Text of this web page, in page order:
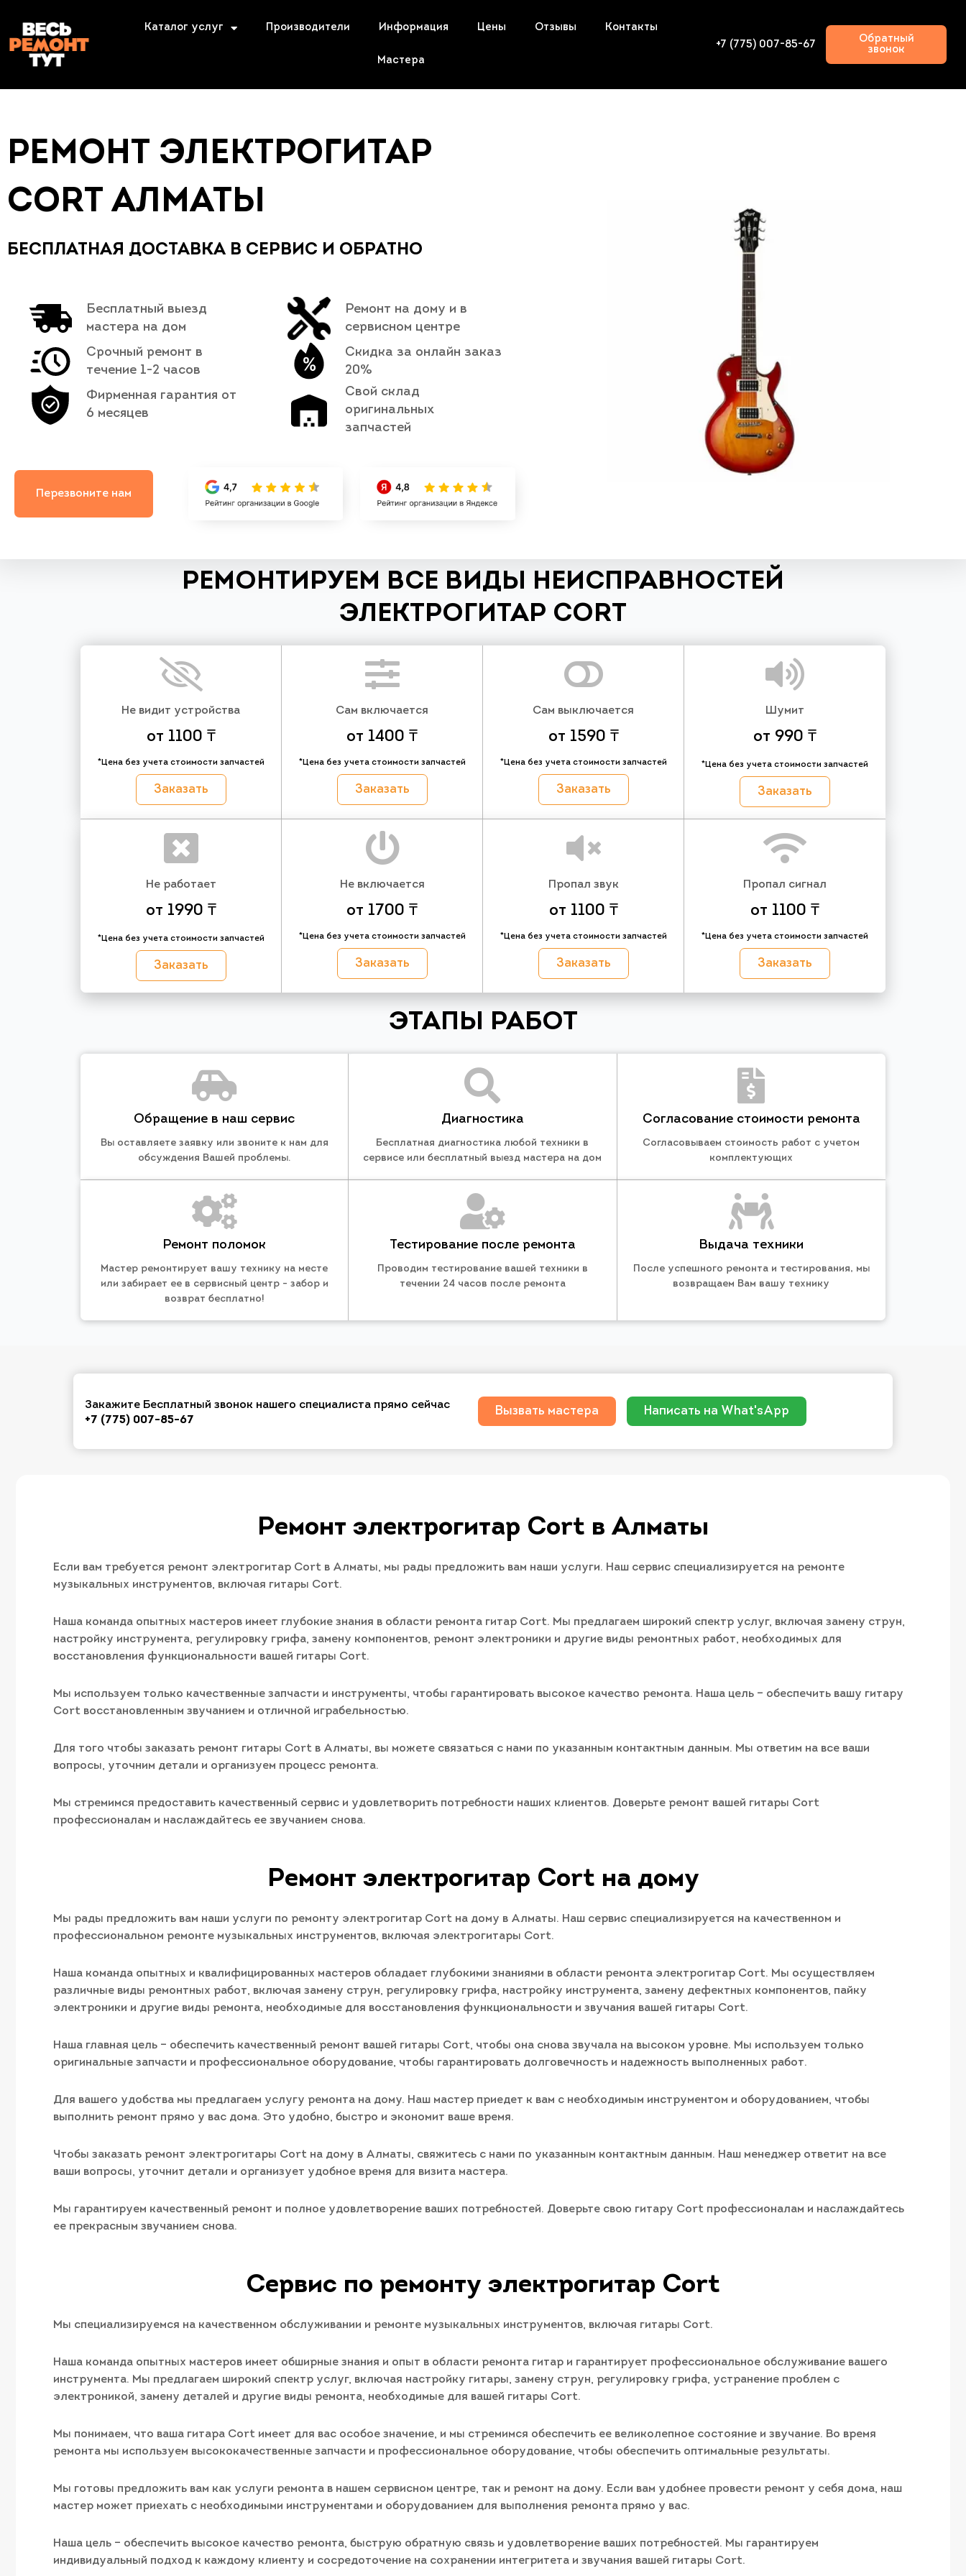
Каталог услуг Производители Информация Цены Отзывы Контакты
Мастера
+7 (775) 007-85-67
Обратный
звонок
РЕМОНТ ЭЛЕКТРОГИТАР
CORT АЛМАТЫ
БЕСПЛАТНАЯ ДОСТАВКА В СЕРВИС И ОБРАТНО
Бесплатный выезд
мастера на дом
Срочный ремонт в
течение 1-2 часов
Фирменная гарантия от
6 месяцев
Ремонт на дому и в
сервисном центре
Скидка за онлайн заказ
20%
Свой склад
оригинальных
запчастей
Перезвоните нам
РЕМОНТИРУЕМ ВСЕ ВИДЫ НЕИСПРАВНОСТЕЙ
ЭЛЕКТРОГИТАР CORT
Не видит устройства
от 1100 ₸
*Цена без учета стоимости запчастей
Заказать
Сам включается
от 1400 ₸
*Цена без учета стоимости запчастей
Заказать
Сам выключается
от 1590 ₸
*Цена без учета стоимости запчастей
Заказать
Шумит
от 990 ₸
*Цена без учета стоимости запчастей
Заказать
Не работает
от 1990 ₸
*Цена без учета стоимости запчастей
Заказать
Не включается
от 1700 ₸
*Цена без учета стоимости запчастей
Заказать
Пропал звук
от 1100 ₸
*Цена без учета стоимости запчастей
Заказать
Пропал сигнал
от 1100 ₸
*Цена без учета стоимости запчастей
Заказать
ЭТАПЫ РАБОТ
Обращение в наш сервис
Вы оставляете заявку или звоните к нам для
обсуждения Вашей проблемы.
Диагностика
Бесплатная диагностика любой техники в
сервисе или бесплатный выезд мастера на дом
Согласование стоимости ремонта
Согласовываем стоимость работ с учетом
комплектующих
Ремонт поломок
Мастер ремонтирует вашу технику на месте
или забирает ее в сервисный центр - забор и
возврат бесплатно!
Тестирование после ремонта
Проводим тестирование вашей техники в
течении 24 часов после ремонта
Выдача техники
После успешного ремонта и тестирования, мы
возвращаем Вам вашу технику
Закажите Бесплатный звонок нашего специалиста прямо сейчас
+7 (775) 007-85-67
Вызвать мастера Написать на What'sApp
Ремонт электрогитар Cort в Алматы
Если вам требуется ремонт электрогитар Cort в Алматы, мы рады предложить вам наши услуги. Наш сервис специализируется на ремонте
музыкальных инструментов, включая гитары Cort.
Наша команда опытных мастеров имеет глубокие знания в области ремонта гитар Cort. Мы предлагаем широкий спектр услуг, включая замену струн,
настройку инструмента, регулировку грифа, замену компонентов, ремонт электроники и другие виды ремонтных работ, необходимых для
восстановления функциональности вашей гитары Cort.
Мы используем только качественные запчасти и инструменты, чтобы гарантировать высокое качество ремонта. Наша цель – обеспечить вашу гитару
Cort восстановленным звучанием и отличной играбельностью.
Для того чтобы заказать ремонт гитары Cort в Алматы, вы можете связаться с нами по указанным контактным данным. Мы ответим на все ваши
вопросы, уточним детали и организуем процесс ремонта.
Мы стремимся предоставить качественный сервис и удовлетворить потребности наших клиентов. Доверьте ремонт вашей гитары Cort
профессионалам и наслаждайтесь ее звучанием снова.
Ремонт электрогитар Cort на дому
Мы рады предложить вам наши услуги по ремонту электрогитар Cort на дому в Алматы. Наш сервис специализируется на качественном и
профессиональном ремонте музыкальных инструментов, включая электрогитары Cort.
Наша команда опытных и квалифицированных мастеров обладает глубокими знаниями в области ремонта электрогитар Cort. Мы осуществляем
различные виды ремонтных работ, включая замену струн, регулировку грифа, настройку инструмента, замену дефектных компонентов, пайку
электроники и другие виды ремонта, необходимые для восстановления функциональности и звучания вашей гитары Cort.
Наша главная цель – обеспечить качественный ремонт вашей гитары Cort, чтобы она снова звучала на высоком уровне. Мы используем только
оригинальные запчасти и профессиональное оборудование, чтобы гарантировать долговечность и надежность выполненных работ.
Для вашего удобства мы предлагаем услугу ремонта на дому. Наш мастер приедет к вам с необходимым инструментом и оборудованием, чтобы
выполнить ремонт прямо у вас дома. Это удобно, быстро и экономит ваше время.
Чтобы заказать ремонт электрогитары Cort на дому в Алматы, свяжитесь с нами по указанным контактным данным. Наш менеджер ответит на все
ваши вопросы, уточнит детали и организует удобное время для визита мастера.
Мы гарантируем качественный ремонт и полное удовлетворение ваших потребностей. Доверьте свою гитару Cort профессионалам и наслаждайтесь
ее прекрасным звучанием снова.
Сервис по ремонту электрогитар Cort
Мы специализируемся на качественном обслуживании и ремонте музыкальных инструментов, включая гитары Cort.
Наша команда опытных мастеров имеет обширные знания и опыт в области ремонта гитар и гарантирует профессиональное обслуживание вашего
инструмента. Мы предлагаем широкий спектр услуг, включая настройку гитары, замену струн, регулировку грифа, устранение проблем с
электроникой, замену деталей и другие виды ремонта, необходимые для вашей гитары Cort.
Мы понимаем, что ваша гитара Cort имеет для вас особое значение, и мы стремимся обеспечить ее великолепное состояние и звучание. Во время
ремонта мы используем высококачественные запчасти и профессиональное оборудование, чтобы обеспечить оптимальные результаты.
Мы готовы предложить вам как услуги ремонта в нашем сервисном центре, так и ремонт на дому. Если вам удобнее провести ремонт у себя дома, наш
мастер может приехать с необходимыми инструментами и оборудованием для выполнения ремонта прямо у вас.
Наша цель – обеспечить высокое качество ремонта, быструю обратную связь и удовлетворение ваших потребностей. Мы гарантируем
индивидуальный подход к каждому клиенту и сосредоточение на сохранении интегритета и звучания вашей гитары Cort.